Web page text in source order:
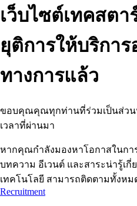
เว็บไซต์เทคสตา
ยุติการให้บริการ
ทางการแล้ว
ขอบคุณคุณทุกท่านที่ร่วมเป็นส่วน
เวลาที่ผ่านมา
หากคุณกำลังมองหาโอกาสในกา
บทความ อีเวนต์ และสาระน่ารู้เกี่
เทคโนโลยี สามารถติดตามทั้งหม
Recruitment